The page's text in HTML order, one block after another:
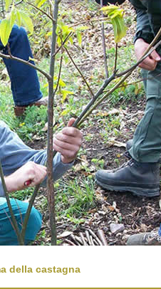
della castagna